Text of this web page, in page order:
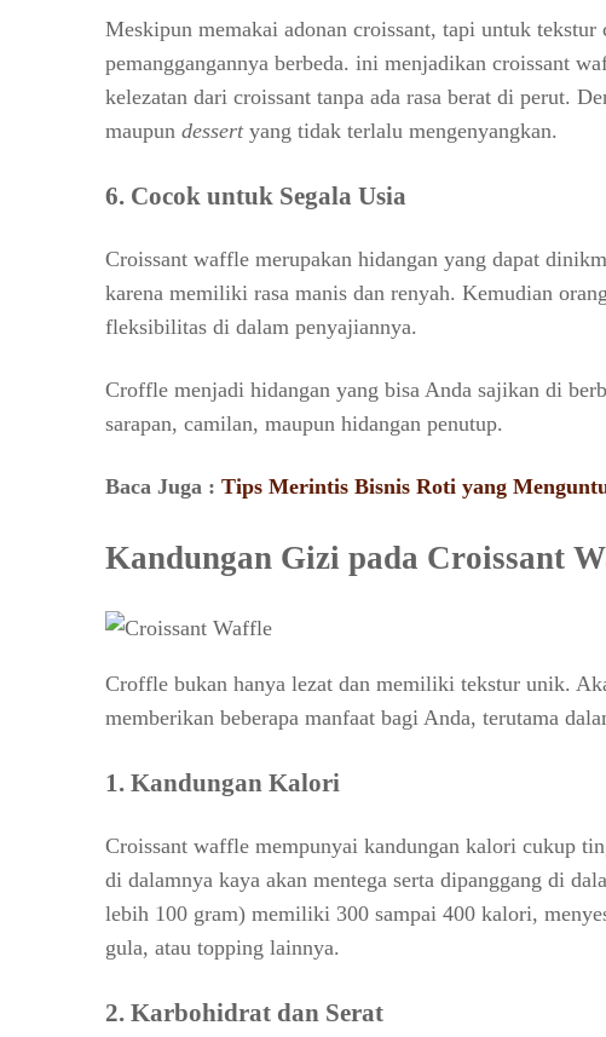
Meskipun memakai adonan croissant, tapi untuk
pemanggangannya berbeda. ini menjadikan croissant
kelezatan dari croissant tanpa ada rasa berat di perut.
maupun dessertyang tidak terlalu mengenyangkan.
6. Cocok untuk Segala Usia
Croissant waffle merupakan hidangan yang dapat
karena memiliki rasa manis dan renyah. Kemudian
fleksibilitas di dalam penyajiannya.
Croffle menjadi hidangan yang bisa Anda sajikan di
sarapan, camilan, maupun hidangan penutup.
Baca Juga : Tips Merintis Bisnis Roti yang
Kandungan Gizi pada Croissant
Croffle bukan hanya lezat dan memiliki tekstur unik.
memberikan beberapa manfaat bagi Anda, terutama
1. Kandungan Kalori
Croissant waffle mempunyai kandungan kalori cukup
di dalamnya kaya akan mentega serta dipanggang di
lebih 100 gram) memiliki 300 sampai 400 kalori,
gula, atau topping lainnya.
2. Karbohidrat dan Serat